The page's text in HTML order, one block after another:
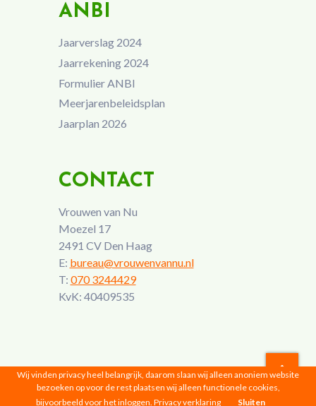
ANBI
Jaarverslag 2024
Jaarrekening 2024
Formulier ANBI
Meerjarenbeleidsplan
Jaarplan 2026
CONTACT
Vrouwen van Nu
Moezel 17
2491 CV Den Haag
E: bureau@vrouwenvannu.nl
T: 070 3244429
KvK: 40409535
Vrouwen van Nu © 2026 |Privacyverklaring
Wij vinden privacy heel belangrijk, daarom slaan wij alleen anoniem website
bezoeken op voor de rest plaatsen wij alleen functionele cookies,
bijvoorbeeld voor het inloggen. Privacy verklaring Sluiten